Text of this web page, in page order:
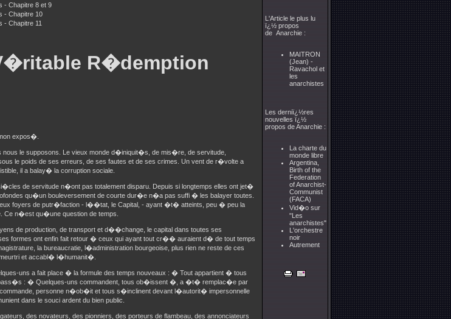
- Chapitre 8 et 9
- Chapitre 10
- Chapitre 11
R�demption
expos�.
nous le supposons. Le vieux monde d�iniquit�s, de mis�re, de servitude,
le poids de ses erreurs, de ses fautes et de ses crimes. Un vent de r�volte a
il a balay� la corruption sociale.
de servitude n�ont pas totalement disparu. Depuis si longtemps elles ont jet�
qu�un bouleversement de courte dur�e n�a pas suffi � les balayer toutes.
foyers de putr�faction - l��tat, le Capital, - ayant �t� atteints, peu � peu la
Ce n�est qu�une question de temps.
de production, de transport et d��change, le capital dans toutes ses
formes ont enfin fait retour � ceux qui ayant tout cr�� auraient d� de tout temps
la bureaucratie, l�administration bourgeoise, plus rien ne reste de ces
et accabl� l�humanit�.
uns a fait place � la formule des temps nouveaux : � Tout appartient � tous
: � Quelques-uns commandent, tous ob�issent �, a �t� remplac�e par
personne n�ob�it et tous s�inclinent devant l�autorit� impersonnelle
dans le souci ardent du bien public.
des novateurs, des pionniers, des porteurs de flambeau, des annonciateurs
L'Article le plus lu
ï¿½ propos
de Anarchie :
MAITRON
(Jean) -
Ravachol et
les
anarchistes
Les derniï¿½res
nouvelles ï¿½
propos de Anarchie :
La charte du
monde libre
Argentina,
Birth of the
Federation
of Anarchist-
Communist
(FACA)
Vid�o sur
"Les
anarchistes"
L'orchestre
noir
Autrement